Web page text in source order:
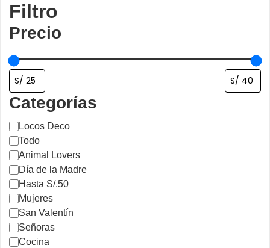
Filtro
Precio
Categorías
Locos Deco
Todo
Animal Lovers
Día de la Madre
Hasta S/.50
Mujeres
San Valentín
Señoras
Cocina